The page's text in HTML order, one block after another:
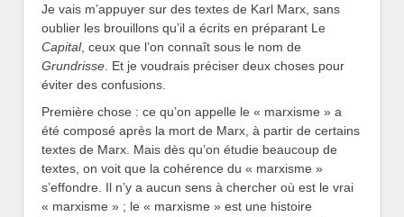
Je vais m’appuyer sur des textes de Karl Marx, sans
oublier les brouillons qu’il a écrits en préparant Le
Capital, ceux que l’on connaît sous le nom de
Grundrisse . Et je voudrais préciser deux choses pour
éviter des confusions.
Première chose : ce qu’on appelle le « marxisme » a
été composé après la mort de Marx, à partir de certains
textes de Marx. Mais dès qu’on étudie beaucoup de
textes, on voit que la cohérence du « marxisme »
s’effondre. Il n’y a aucun sens à chercher où est le vrai
« marxisme » ; le « marxisme » est une histoire